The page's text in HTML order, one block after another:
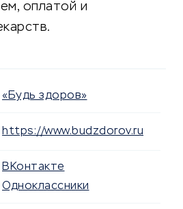
оплатой и
«Будь здоров»
https://www.budzdorov.ru
ВКонтакте
Одноклассники